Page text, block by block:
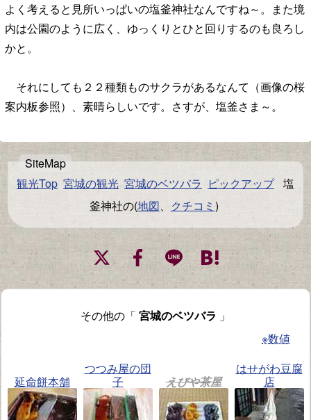
よく考えると見所いっぱいの塩釜神社なんですね～。また境
内は公園のように広く、ゆっくりとひと回りするのも良ろし
かと。
それにしても２２種類ものサクラがあるなんて（画像の桜
案内板参照）、素晴らしいです。さすが、塩釜さま～。
観光Top 宮城の観光 宮城のベツバラ ピックアップ 塩
釜神社の(地図、 クチコミ )
その他の「 宮城のベツバラ 」
※数値
延命餅本舗
つつみ屋の団
子
えびや茶屋
はせがわ豆腐
店